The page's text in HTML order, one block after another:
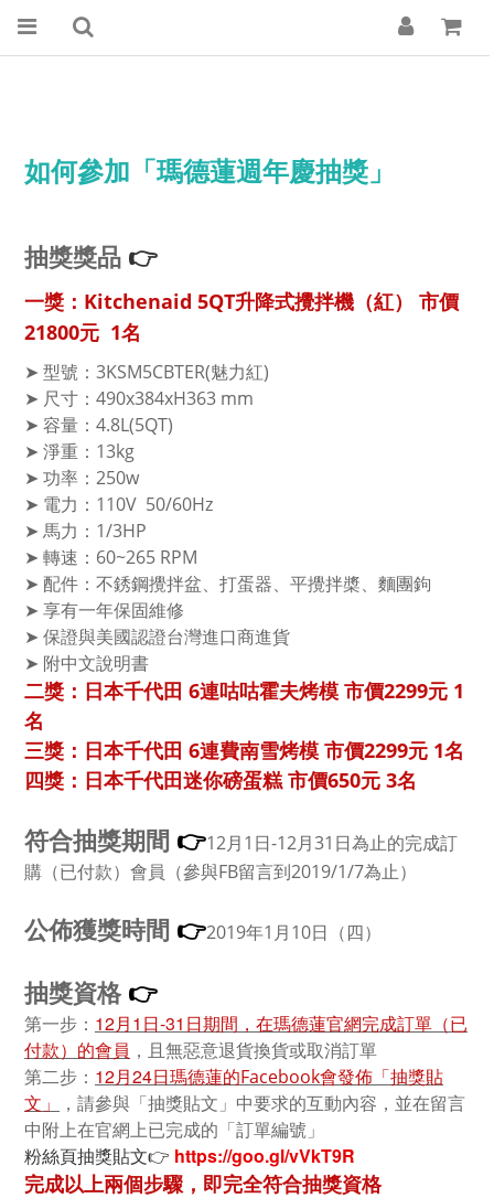
如何參加「瑪德蓮週年慶抽獎」
抽獎獎品 👉
一獎：Kitchenaid 5QT升降式攪拌機（紅） 市價
21800元 1名
➤ 型號：3KSM5CBTER(魅力紅)
➤ 尺寸：490x384xH363 mm
➤ 容量：4.8L(5QT)
➤ 淨重：13kg
➤ 功率：250w
➤ 電力：110V 50/60Hz
➤ 馬力：1/3HP
➤ 轉速：60~265 RPM
➤ 配件：不銹鋼攪拌盆、打蛋器、平攪拌槳、麵團鉤
➤ 享有一年保固維修
➤ 保證與美國認證台灣進口商進貨
➤ 附中文說明書
二獎：日本千代田 6連咕咕霍夫烤模 市價2299元 1
名
三獎：日本千代田 6連費南雪烤模 市價2299元 1名
四獎：日本千代田迷你磅蛋糕 市價650元 3名
符合抽獎期間 👉12月1日-12月31日為止的完成訂
購（已付款）會員（參與FB留言到2019/1/7為止）
公佈獲獎時間 👉2019年1月10日（四）
抽獎資格👉
第一步： 12月1日-31日期間，在瑪德蓮官網完成訂單（已
付款）的會員 ，且無惡意退貨換貨或取消訂單
第二步： 12月24日瑪德蓮的Facebook會發佈「抽獎貼
文」
，請參與「抽獎貼文」中要求的互動內容，並在留言
中附上在官網上已完成的「訂單編號」
粉絲頁抽獎貼文👉 https://goo.gl/vVkT9R
完成以上兩個步驟，即完全符合抽獎資格